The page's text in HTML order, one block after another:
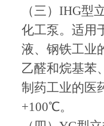
（三）IHG
化工泵。适用
液、钢铁工业
乙醛和烷基苯
制药工业的医
+100℃。